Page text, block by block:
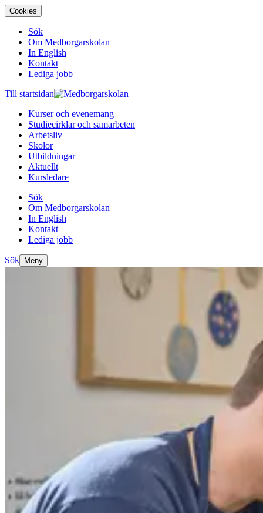
Cookies
Sök
Om Medborgarskolan
In English
Kontakt
Lediga jobb
Till startsidan
Kurser och evenemang
Studiecirklar och samarbeten
Arbetsliv
Skolor
Utbildningar
Aktuellt
Kursledare
Sök
Om Medborgarskolan
In English
Kontakt
Lediga jobb
Sök Meny